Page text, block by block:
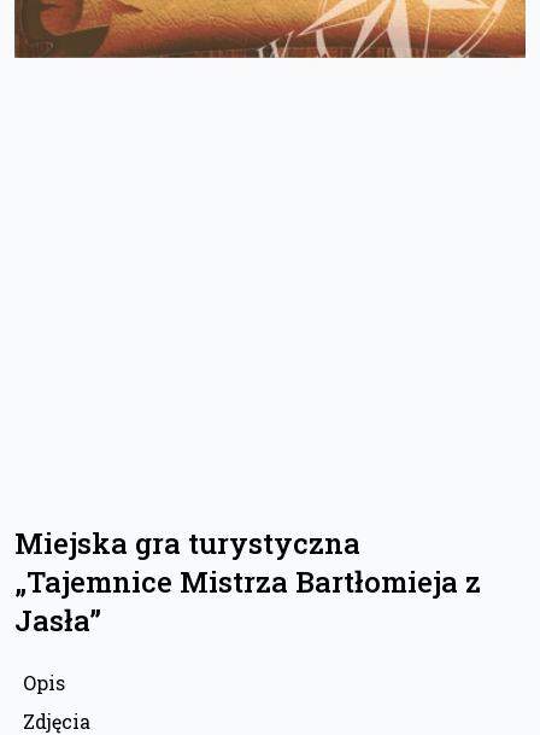
Miejska gra turystyczna
„Tajemnice Mistrza Bartłomieja z
Jasła”
Opis
Zdjęcia